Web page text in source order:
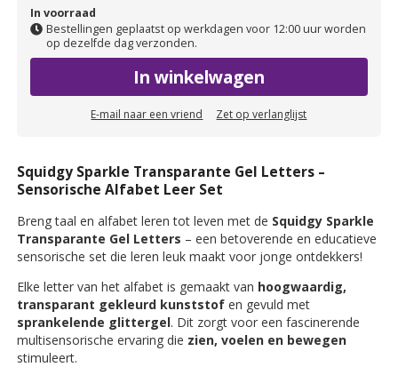
In voorraad
Bestellingen geplaatst op werkdagen voor 12:00 uur worden
op dezelfde dag verzonden.
In winkelwagen
E-mail naar een vriend Zet op verlanglijst
Squidgy Sparkle Transparante Gel Letters –
Sensorische Alfabet Leer Set
Breng taal en alfabet leren tot leven met de Squidgy Sparkle
Transparante Gel Letters – een betoverende en educatieve
sensorische set die leren leuk maakt voor jonge ontdekkers!
Elke letter van het alfabet is gemaakt van hoogwaardig,
transparant gekleurd kunststof en gevuld met
sprankelende glittergel. Dit zorgt voor een fascinerende
multisensorische ervaring die zien, voelen en bewegen
stimuleert.